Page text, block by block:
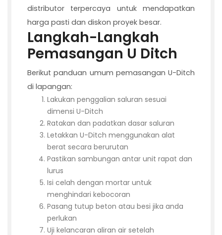
distributor terpercaya untuk mendapatkan
harga pasti dan diskon proyek besar.
Langkah-Langkah
Pemasangan U Ditch
Berikut panduan umum pemasangan U-Ditch
di lapangan:
Lakukan penggalian saluran sesuai
dimensi U-Ditch
Ratakan dan padatkan dasar saluran
Letakkan U-Ditch menggunakan alat
berat secara berurutan
Pastikan sambungan antar unit rapat dan
lurus
Isi celah dengan mortar untuk
menghindari kebocoran
Pasang tutup beton atau besi jika anda
perlukan
Uji kelancaran aliran air setelah